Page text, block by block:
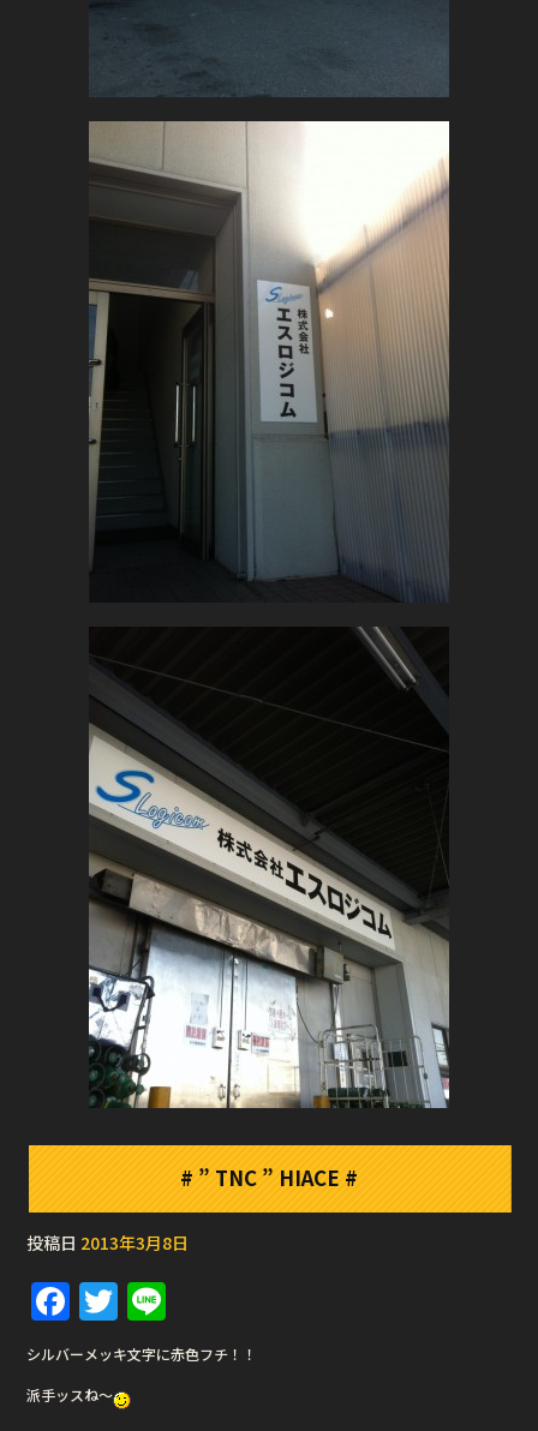
# ” TNC ” HIACE #
投稿日 2013年3月8日
F
a
c
e
T
w
it
te
n
e
シルバーメッキ文字に赤色フチ！！
派手ッスね〜